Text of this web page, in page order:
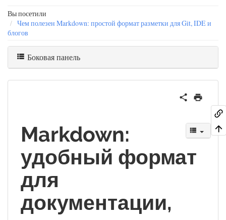
Вы посетили
Чем полезен Markdown: простой формат разметки для Git, IDE и
блогов
Боковая панель
Markdown:
удобный формат
для
документации,